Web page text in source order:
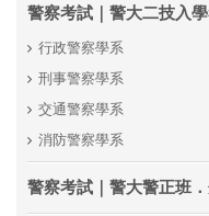
警察考試｜警大二技入
行政警察學系
刑事警察學系
交通警察學系
消防警察學系
警察考試｜警大警正班